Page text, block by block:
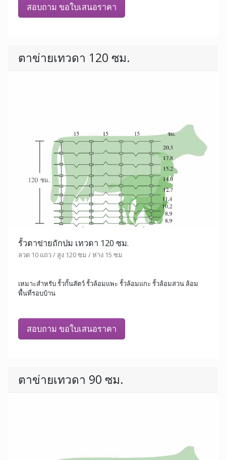
สอบถาม ขอใบเสนอราคา
ตาข่ายเทวดา 120 ซม.
รั้วตาข่ายถักปม เทวดา 120 ซม.
ลวด 10 แถว / สูง 120 ซม / ห่าง 15 ซม
เหมาะสำหรับ รั้วกั้นสัตว์ รั้วล้อมแพะ รั้วล้อมแกะ รั้วล้อมสวน ล้อม
พื้นที่รอบบ้าน
สอบถาม ขอใบเสนอราคา
ตาข่ายเทวดา 90 ซม.